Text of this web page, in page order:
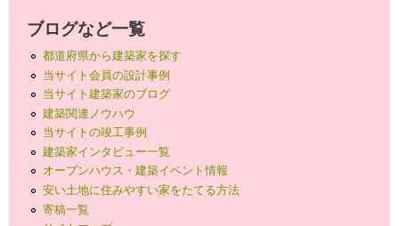
ブログなど一覧
都道府県から建築家を探す
当サイト会員の設計事例
当サイト建築家のブログ
建築関連ノウハウ
当サイトの竣工事例
建築家インタビュー一覧
オープンハウス・建築イベント情報
安い土地に住みやすい家をたてる方法
寄稿一覧